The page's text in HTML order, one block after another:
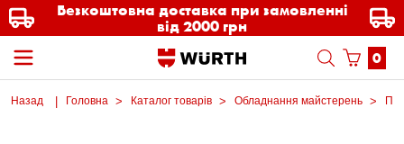
Безкоштовна доставка при замовленні
від 2000 грн
0
Назад Головна Каталог товарів Обладнання майстерень